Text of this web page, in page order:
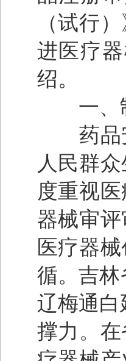
（试行
进医疗
绍。
一、制
药品安
人民群
度重视
器械审
医疗器
循。吉林
辽梅通
撑力。